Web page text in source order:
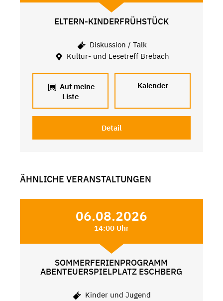
ELTERN-KINDERFRÜHSTÜCK
Diskussion / Talk
Kultur- und Lesetreff Brebach
Auf meine
Liste
Kalender
Detail
ÄHNLICHE VERANSTALTUNGEN
06.08.2026
14:00 Uhr
SOMMERFERIENPROGRAMM
ABENTEUERSPIELPLATZ ESCHBERG
Kinder und Jugend